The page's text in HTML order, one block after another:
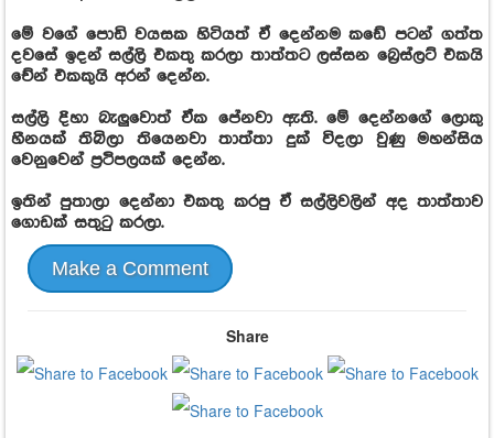
මේ වගේ පොඩි වයසක හිටියත් ඒ දෙන්නම කඩේ පටන් ගත්ත
දවසේ ඉදන් සල්ලි එකතු කරලා තාත්තට ලස්සන බ්‍රෙස්ලට් එකයි
චේන් එකකුයි අරන් දෙන්න.
සල්ලි දිහා බැලුවොත් ඒක පේනවා ඇති. මේ දෙන්නගේ ලොකු
හීනයක් තිබිලා තියෙනවා තාත්තා දුක් විදලා වුණු මහන්සිය
වෙනුවෙන් ප්‍රථිපලයක් දෙන්න.
ඉතින් පුතාලා දෙන්නා එකතු කරපු ඒ සල්ලිවලින් අද තාත්තාව
ගොඩක් සතුටු කරලා.
Make a Comment
Share